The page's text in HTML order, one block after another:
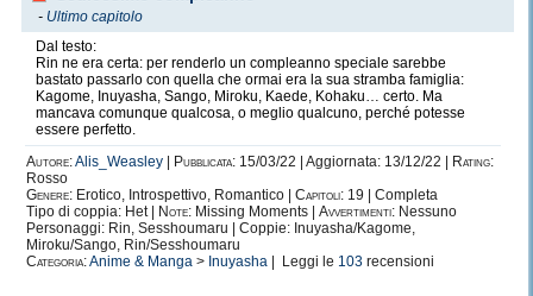
- Ultimo capitolo
Dal testo:
Rin ne era certa: per renderlo un compleanno speciale sarebbe
bastato passarlo con quella che ormai era la sua stramba famiglia:
Kagome, Inuyasha, Sango, Miroku, Kaede, Kohaku… certo. Ma
mancava comunque qualcosa, o meglio qualcuno, perché potesse
essere perfetto.
Autore:Alis_Weasley Pubblicata: 15/03/22 | Aggiornata: 13/12/22 |
Rating:
Rosso
Genere: Erotico, Introspettivo, Romantico | Capitoli: 19 | Completa
Tipo di coppia: Het |
Note: Missing Moments | Avvertimenti: Nessuno
Personaggi: Rin, Sesshoumaru | Coppie: Inuyasha/Kagome,
Miroku/Sango, Rin/Sesshoumaru
Categoria:Anime & Manga > Inuyasha | Leggi le 103 recensioni